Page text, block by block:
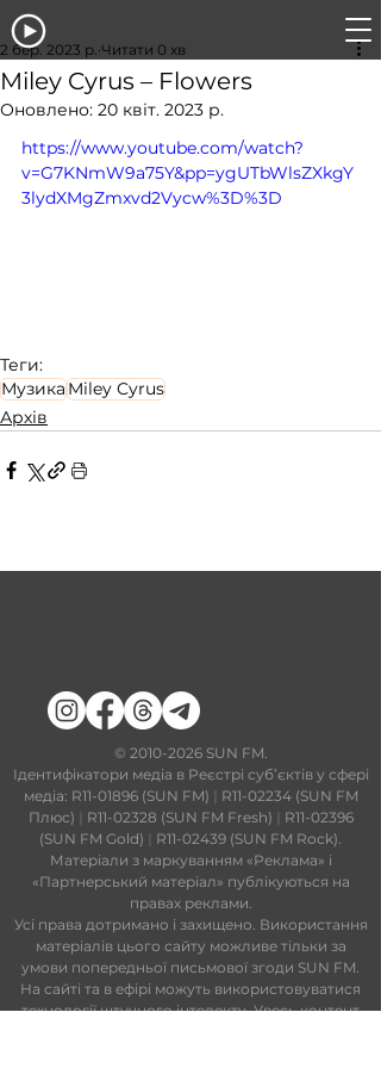
Miley Cyrus – Flowers
2 бер. 2023 р. Читати 0 хв
Оновлено: 20 квіт. 2023 р.
https://www.youtube.com/watch?
v=G7KNmW9a75Y&pp=ygUTbWlsZXkgY
3lydXMgZmxvd2Vycw%3D%3D
Теги:
МузикаMiley Cyrus
Архів
​© 2010-2026SUN FM.
Ідентифікатори медіа в Реєстрі суб’єктів у сфері
медіа: R11-01896 (SUN FM) | R11-02234 (SUN FM
Плюс) | R11-02328 (SUN FM Fresh) | R11-02396
(SUN FM Gold) | R11-02439 (SUN FM Rock).
Матеріали з маркуванням «Реклама» і
«Партнерський матеріал» публікуються на
правах реклами.
Усі права дотримано і захищено. Використання
матеріалів цього сайту можливе тільки за
умови попередньої письмової згоди SUN FM.
На сайті та в ефірі можуть використовуватися
технології штучного інтелекту. Увесь контент